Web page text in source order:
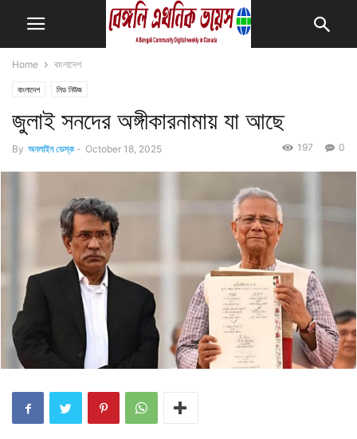
Home বাংলাদেশ
বাংলাদেশ লিড নিউজ
জুলাই সনদের অঙ্গীকারনামায় যা আছে
By অনলাইন ডেস্ক - October 18, 2025 0
197